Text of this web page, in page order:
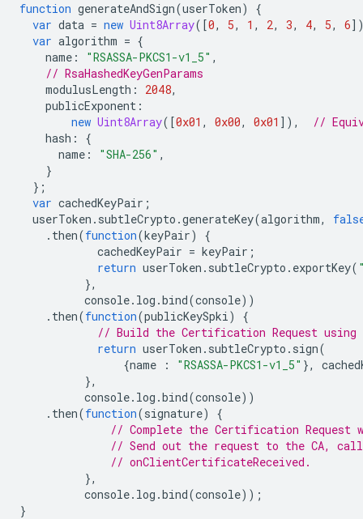
function generateAndSign(userToken)
{
var data = new Uint8Array([0, 5, 1 , 2, 3, 4, 5, 6
var algorithm = {
name : "RSASSA-PKCS1-v1_5" ,
// RsaHashedKeyGenParams
modulusLength : 2048,
publicExponent :
new Uint8Array([0x01 , 0x00, 0x01 ]),
//
hash :
{
name : "SHA-256" ,
}
};
var cachedKeyPair ;
userToken . subtleCrypto .generateKey(algorithm,
. then(function(keyPair)
{
cachedKeyPair = keyPair ;
return userToken . subtleCrypto . exportKey(
},
console. log .bind(console))
. then(function(publicKeySpki)
{
// Build the Certification Request
return userToken . subtleCrypto . sign(
{name : "RSASSA-PKCS1-v1_5" },
},
console. log .bind(console))
. then(function(signature)
{
// Complete the Certification
// Send out the request to the CA,
// onClientCertificateReceived.
},
console. log .bind(console));
}